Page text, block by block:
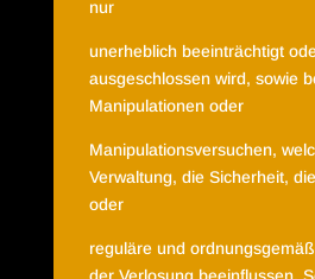
nur
unerheblich beeinträchtigt
ausgeschlossen wird, sowie
Manipulationen oder
Manipulationsversuchen,
Verwaltung, die Sicherheit,
oder
reguläre und